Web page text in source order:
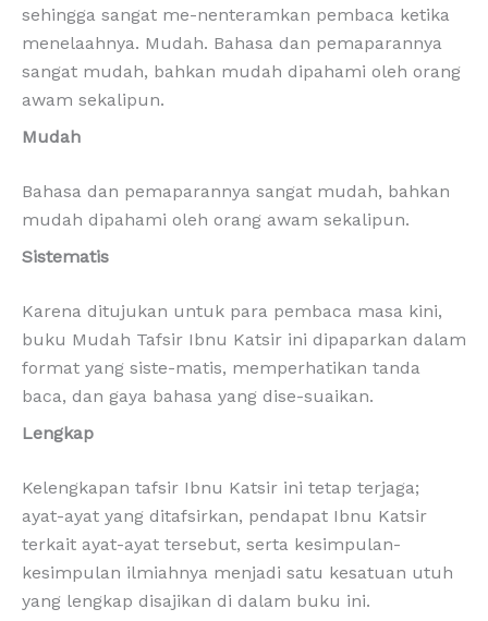
sehingga sangat me-nenteramkan pembaca ketika
menelaahnya. Mudah. Bahasa dan pemaparannya
sangat mudah, bahkan mudah dipahami oleh orang
awam sekalipun.
Mudah
Bahasa dan pemaparannya sangat mudah, bahkan
mudah dipahami oleh orang awam sekalipun.
Sistematis
Karena ditujukan untuk para pembaca masa kini,
buku Mudah Tafsir Ibnu Katsir ini dipaparkan dalam
format yang siste-matis, memperhatikan tanda
baca, dan gaya bahasa yang dise-suaikan.
Lengkap
Kelengkapan tafsir Ibnu Katsir ini tetap terjaga;
ayat-ayat yang ditafsirkan, pendapat Ibnu Katsir
terkait ayat-ayat tersebut, serta kesimpulan-
kesimpulan ilmiahnya menjadi satu kesatuan utuh
yang lengkap disajikan di dalam buku ini.